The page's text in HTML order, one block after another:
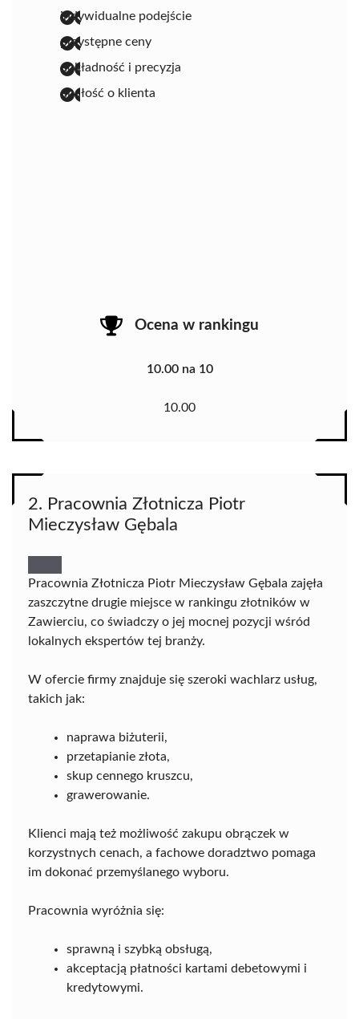
indywidualne podejście
przystępne ceny
dokładność i precyzja
dbałość o klienta
Ocena w rankingu
10.00 na 10
10.00
2. Pracownia Złotnicza Piotr
Mieczysław Gębala
Pracownia Złotnicza Piotr Mieczysław Gębala zajęła
zaszczytne drugie miejsce w rankingu złotników w
Zawierciu, co świadczy o jej mocnej pozycji wśród
lokalnych ekspertów tej branży.
W ofercie firmy znajduje się szeroki wachlarz usług,
takich jak:
naprawa biżuterii,
przetapianie złota,
skup cennego kruszcu,
grawerowanie.
Klienci mają też możliwość zakupu obrączek w
korzystnych cenach, a fachowe doradztwo pomaga
im dokonać przemyślanego wyboru.
Pracownia wyróżnia się:
sprawną i szybką obsługą,
akceptacją płatności kartami debetowymi i
kredytowymi.